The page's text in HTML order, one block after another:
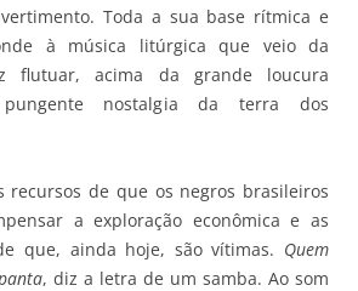
Toda a sua base rítmica e
à música litúrgica que veio da
flutuar, acima da grande loucura
pungente nostalgia da terra dos
recursos de que os negros brasileiros
a exploração econômica e as
que, ainda hoje, são vítimas. Quem
, diz a letra de um samba. Ao som